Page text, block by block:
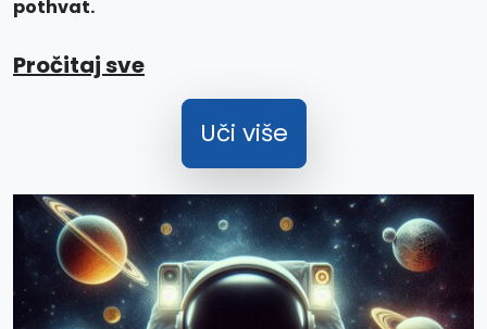
pothvat.
Pročitaj sve
Uči više